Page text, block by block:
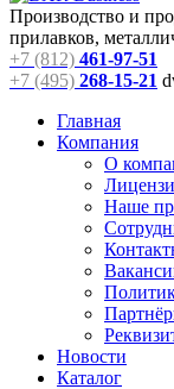
Производство и
прилавков,
+7 (812) 461-97-51
+7 (495) 268-15-21
Главная
Компания
О
Наше
Новости
Каталог